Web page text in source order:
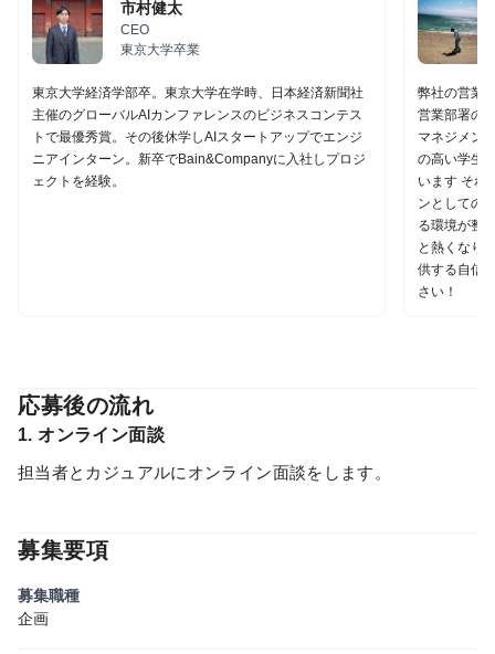
市村健太
CEO
東京大学卒業
東京大学経済学部卒。東京大学在学時、日本経済新聞社
主催のグローバルAIカンファレンスのビジネスコンテス
トで最優秀賞。その後休学しAIスタートアップでエンジ
ニアインターン。新卒でBain&Companyに入社しプロジ
ェクトを経験。
弊社の営業
営業部署の
マネジメン
の高い学生
います それ
ンとしての
る環境が整
と熱くなり
供する自信
さい！
応募後の流れ
1. オンライン面談
担当者とカジュアルにオンライン面談をします。
募集要項
募集職種
企画